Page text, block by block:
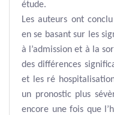
étude.
Les auteurs ont
en se basant sur les
à l’admission et à la
des différences
et les ré
un pronostic plus
encore une fois que